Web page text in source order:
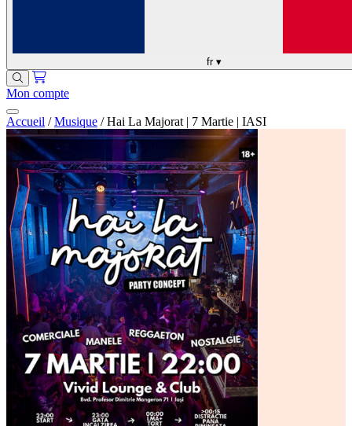
fr ▾
Mon compte
Accueil / Musique / Hai La Majorat | 7 Martie | IASI